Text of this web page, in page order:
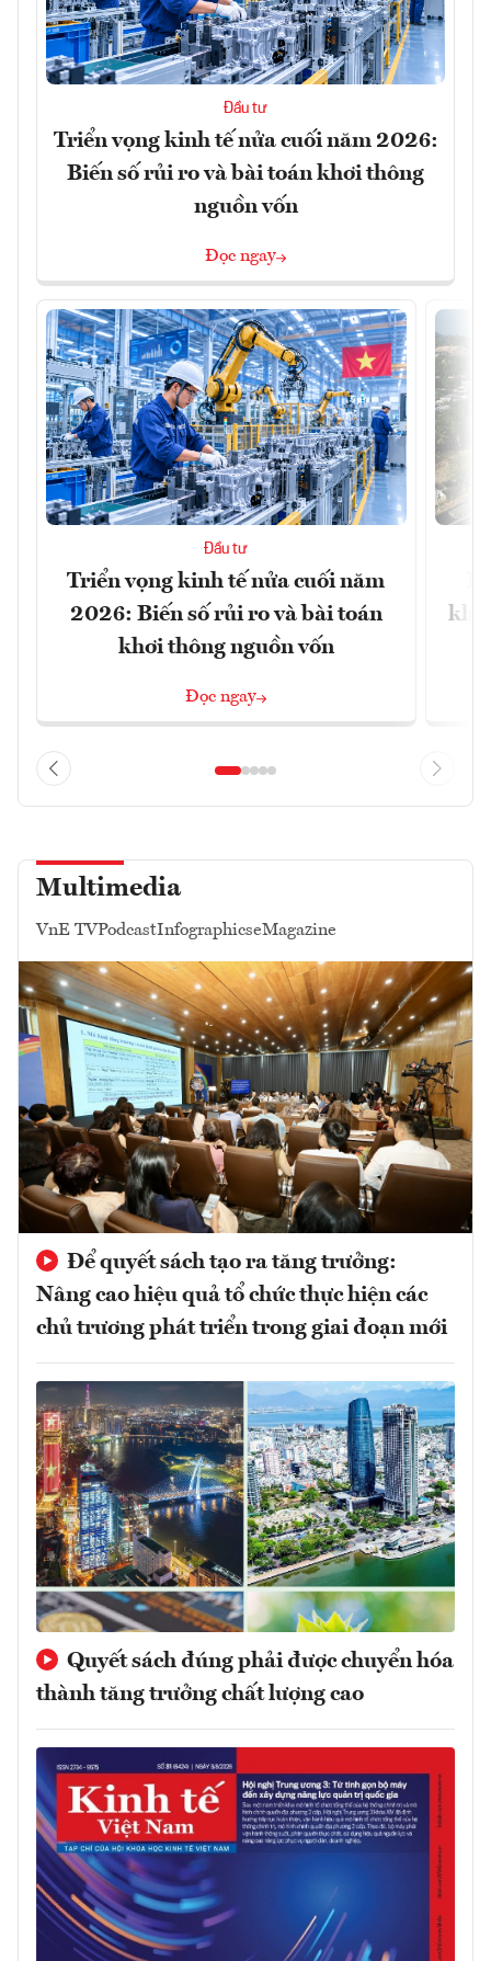
Đầu tư
Triển vọng kinh tế nửa cuối năm 2026:
Biến số rủi ro và bài toán khơi thông
nguồn vốn
Đọc ngay
Đầu tư
Triển vọng kinh tế nửa cuối năm
2026: Biến số rủi ro và bài toán
khơi thông nguồn vốn
Đọc ngay
Multimedia
VnE TVPodcastInfographicseMagazine
Để quyết sách tạo ra tăng trưởng:
Nâng cao hiệu quả tổ chức thực hiện các
chủ trương phát triển trong giai đoạn mới
Quyết sách đúng phải được chuyển hóa
thành tăng trưởng chất lượng cao